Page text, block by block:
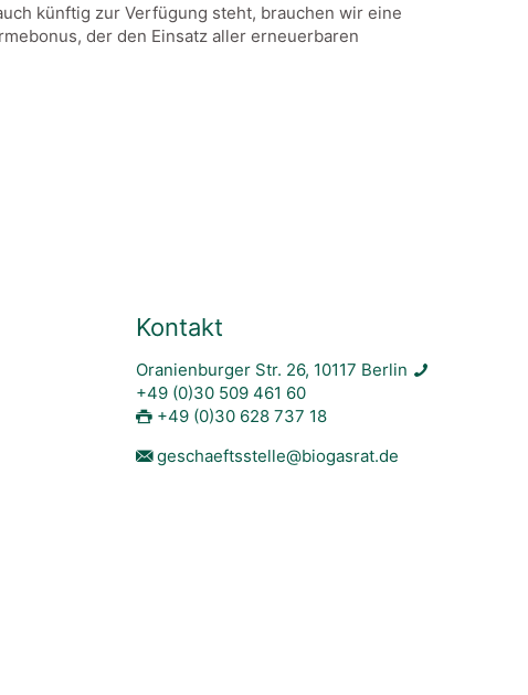
künftig zur Verfügung steht, brauchen wir eine
der den Einsatz aller erneuerbaren
Kontakt
Oranienburger Str. 26, 10117 Berlin
+49 (0)30 509 461 60
+49 (0)30 628 737 18
geschaeftsstelle@biogasrat.de